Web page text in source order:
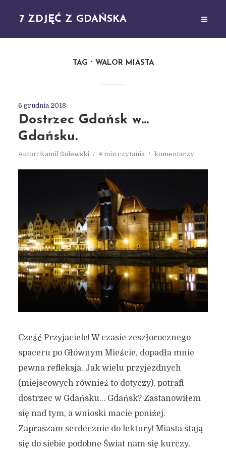
7 ZDJĘĆ Z GDAŃSKA
TAG WALOR MIASTA
6 grudnia 2018
Dostrzec Gdańsk w…
Gdańsku.
Autor: Kamil Sulewski 4 min czytania komentarzy
Cześć Przyjaciele! W czasie zeszłorocznego
spaceru po Głównym Mieście, dopadła mnie
pewna refleksja. Jak wielu przyjezdnych
(miejscowych również to dotyczy), potrafi
dostrzec w Gdańsku… Gdańsk? Zastanowiłem
się nad tym, a wnioski macie poniżej.
Zapraszam serdecznie do lektury! Miasta stają
się do siebie podobne Świat nam się kurczy,